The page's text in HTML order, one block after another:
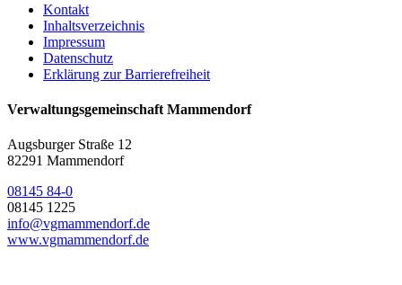
Kontakt
Inhaltsverzeichnis
Impressum
Datenschutz
Erklärung zur Barrierefreiheit
Verwaltungsgemeinschaft Mammendorf
Augsburger Straße 12
82291 Mammendorf
08145 84-0
08145 1225
info@vgmammendorf.de
www.vgmammendorf.de